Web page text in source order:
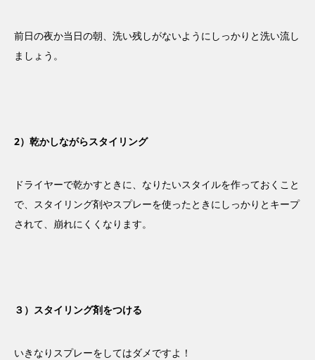
前日の夜か当日の朝、洗い残しがないようにしっかりと洗い流し
ましょう。
2）乾かしながらスタイリング
ドライヤーで乾かすときに、なりたいスタイルを作っておくこと
で、スタイリング剤やスプレーを使ったときにしっかりとキープ
されて、崩れにくくなります。
３）スタイリング剤をつける
いきなりスプレーをしてはダメですよ！